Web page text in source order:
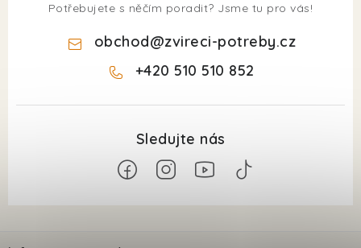
Potřebujete s něčím poradit? Jsme tu pro vás!
obchod@zvireci-potreby.cz
+420 510 510 852